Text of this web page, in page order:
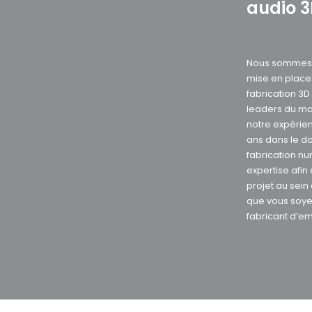
audio
Nous
mise en
fabrication
leaders du
notre
ans dans le
fabrication
expertise afin
projet au
que vous
fabricant